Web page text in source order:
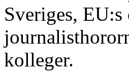
Sveriges, EU:s
kolleger.